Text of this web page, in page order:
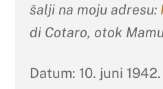
šalji na moju adresu:
di Cotaro, otok
Datum: 10. juni 1942.